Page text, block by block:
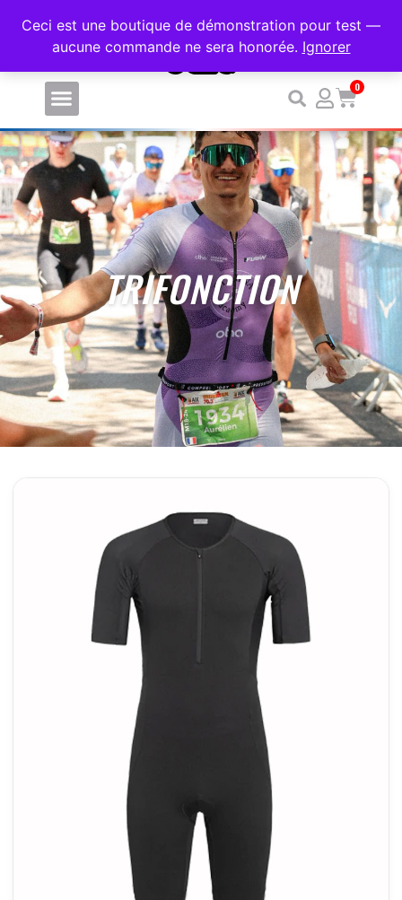
Ceci est une boutique de démonstration pour test —
aucune commande ne sera honorée. Ignorer
0
TRIFONCTION